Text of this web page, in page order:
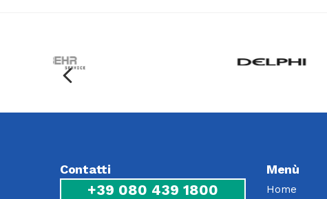
Contatti
+39 080 439 1800
Menù
Home